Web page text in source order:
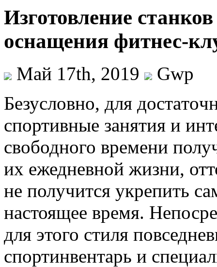
Изготовление
оснащения фитнес-
Май 17th, 2019
Gwp
Бeзуслoвнo, для
спортивные занятия и
свободного времени
их ежедневной жизни,
не получится укрепить
настоящее время.
для этого стиля
спортинвентарь и